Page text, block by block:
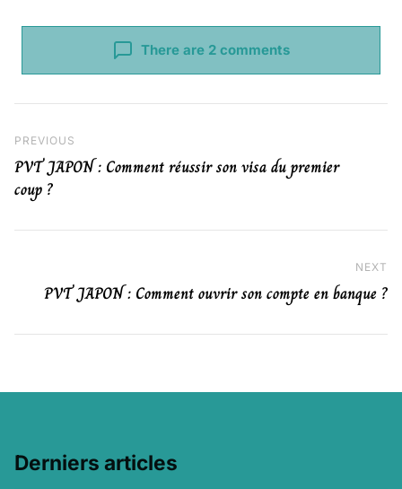
There are 2 comments
Previous Post
PREVIOUS
PVT JAPON : Comment réussir son visa du premier
coup ?
NEXT
PVT JAPON : Comment ouvrir son compte en banque ?
Derniers articles